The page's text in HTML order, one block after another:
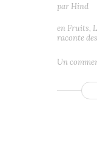
par Hind
en Fruits,
raconte
Un